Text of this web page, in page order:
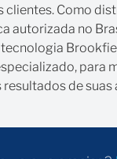
clientes. Como
autorizada no
para
de suas